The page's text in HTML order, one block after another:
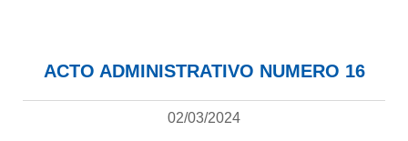
ACTO ADMINISTRATIVO NUMERO 16
02/03/2024